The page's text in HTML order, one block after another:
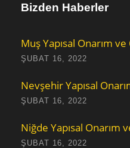
Bizden Haberler
Muş Yapısal Onarım
ŞUBAT 16, 2022
Nevşehir Yapısal
ŞUBAT 16, 2022
Niğde Yapısal Onarım
ŞUBAT 16, 2022